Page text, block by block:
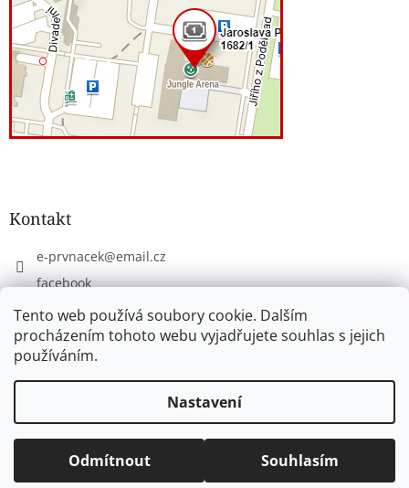
Tento web používá soubory cookie. Dalším
procházením tohoto webu vyjadřujete souhlas s jejich
používáním.
Nastavení
Odmítnout Souhlasím
Kontakt
e-prvnacek@email.cz
facebook
eprvnacek
Copyright 2026www.e-prvnacek.cz. Všechna práva